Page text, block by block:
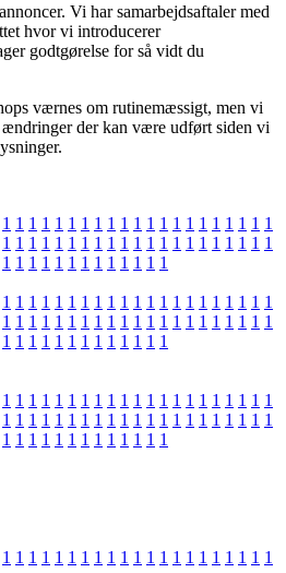
Vi har samarbejdsaftaler med
hvor vi introducerer
godtgørelse for så vidt du
værnes om rutinemæssigt, men vi
der kan være udført siden vi
1 1 1 1 1 1 1 1 1 1 1 1 1 1 1 1 1 1 1 1 1
1 1 1 1 1 1 1 1 1 1 1 1 1 1 1 1 1 1 1 1 1
1 1 1 1 1 1 1 1 1 1 1 1 1
1 1 1 1 1 1 1 1 1 1 1 1 1 1 1 1 1 1 1 1 1
1 1 1 1 1 1 1 1 1 1 1 1 1 1 1 1 1 1 1 1 1
1 1 1 1 1 1 1 1 1 1 1 1 1
1 1 1 1 1 1 1 1 1 1 1 1 1 1 1 1 1 1 1 1 1
1 1 1 1 1 1 1 1 1 1 1 1 1 1 1 1 1 1 1 1 1
1 1 1 1 1 1 1 1 1 1 1 1 1
1 1 1 1 1 1 1 1 1 1 1 1 1 1 1 1 1 1 1 1 1